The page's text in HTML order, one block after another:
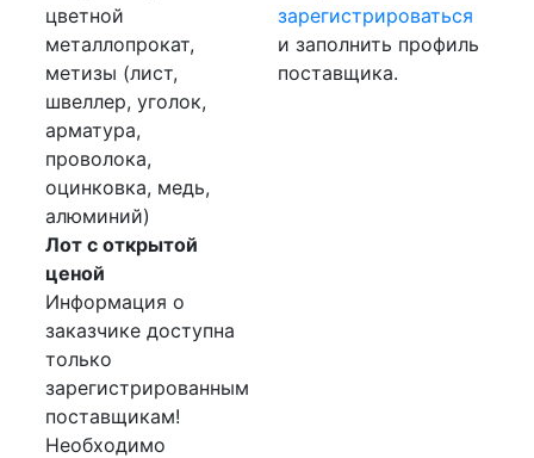
цветной
металлопрокат,
метизы (лист,
швеллер, уголок,
арматура,
проволока,
оцинковка, медь,
алюминий)
Лот с открытой
ценой
Информация о
заказчике доступна
только
зарегистрированным
поставщикам!
Необходимо
зарегистрироваться
и заполнить профиль
поставщика.